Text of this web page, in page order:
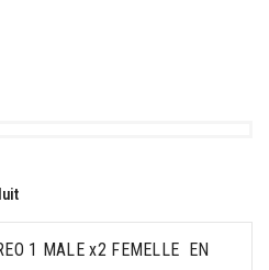
1 MALE x2 FEMELLE EN